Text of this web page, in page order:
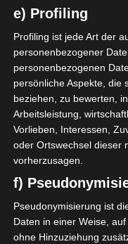
Ess- &
Eine
Ballon-
aus
in
e) Profiling
Profiling ist jede Art der
personenbezogener
personenbezogenen
persönliche Aspekte, die
beziehen, zu bewerten,
Arbeitsleistung,
Vorlieben, Interessen,
oder Ortswechsel dieser
vorherzusagen.
f)
Pseudonymisierung ist
Daten in einer Weise,
ohne Hinzuziehung